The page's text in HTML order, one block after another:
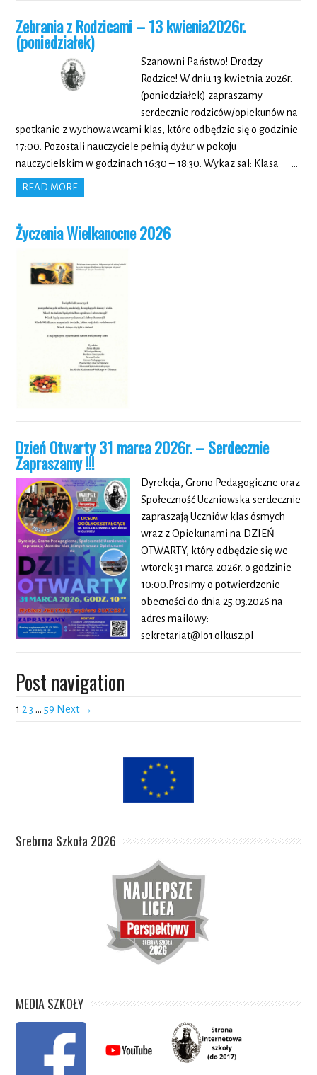
Zebrania z Rodzicami – 13 kwienia2026r.
(poniedziałek)
Szanowni Państwo! Drodzy
Rodzice! W dniu 13 kwietnia 2026r.
(poniedziałek) zapraszamy
serdecznie rodziców/opiekunów na
spotkanie z wychowawcami klas, które odbędzie się o godzinie
17:00. Pozostali nauczyciele pełnią dyżur w pokoju
nauczycielskim w godzinach 16:30 – 18:30. Wykaz sal: Klasa …
READ MORE
Życzenia Wielkanocne 2026
Dzień Otwarty 31 marca 2026r. – Serdecznie
Zapraszamy !!!
Dyrekcja, Grono Pedagogiczne oraz
Społeczność Uczniowska serdecznie
zapraszają Uczniów klas ósmych
wraz z Opiekunami na DZIEŃ
OTWARTY, który odbędzie się we
wtorek 31 marca 2026r. o godzinie
10:00.Prosimy o potwierdzenie
obecności do dnia 25.03.2026 na
adres mailowy:
sekretariat@lo1.olkusz.pl
Post navigation
1 2 3 … 59 Next →
Srebrna Szkoła 2026
MEDIA SZKOŁY